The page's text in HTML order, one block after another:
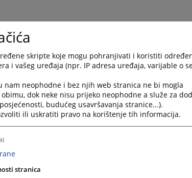
skripte koje mogu pohranjivati i koristiti
i vašeg uređaja (npr. IP adresa uređaja, varijable o
nam neophodne i bez njih web stranica ne bi mogla
dok neke nisu prijeko neophodne a služe za
budućeg usavršavanja stranice...).
ili uskratiti pravo na korištenje tih informacija.
stranica